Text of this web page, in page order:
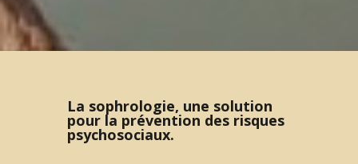
La sophrologie, une solution
pour la prévention des risques
psychosociaux.